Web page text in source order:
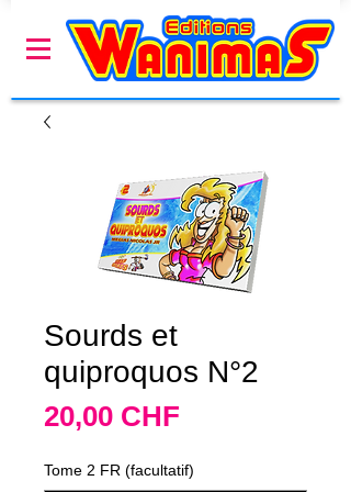
Sourds et
quiproquos N°2
20,00 CHF
Tome 2 FR (facultatif)